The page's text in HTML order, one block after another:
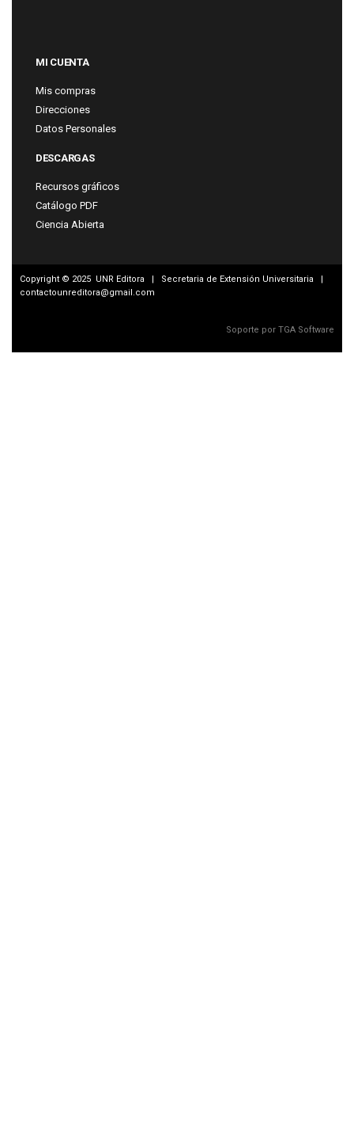
MI CUENTA
Mis compras
Direcciones
Datos Personales
DESCARGAS
Recursos gráficos
Catálogo PDF
Ciencia Abierta
Copyright © 2025 UNR Editora | Secretaria de Extensión Universitaria |
contactounreditora@gmail.com
Soporte por TGA Software